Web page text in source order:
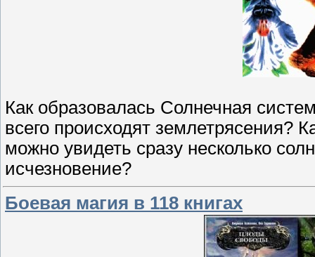
Как образовалась Солнечная
всего происходят землетрясения?
можно увидеть сразу несколько
исчезновение?
Боевая магия в 118 книгах